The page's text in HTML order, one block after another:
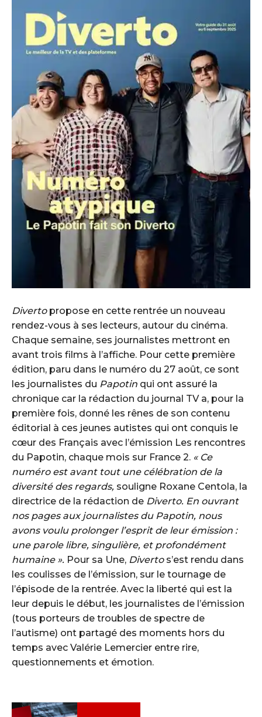
Divertopropose en cette rentrée un nouveau
rendez-vous à ses lecteurs, autour du cinéma.
Chaque semaine, ses journalistes mettront en
avant trois films à l’affiche. Pour cette première
édition, paru dans le numéro du 27 août, ce sont
les journalistes du Papotin qui ont assuré la
chronique car la rédaction du journal TV a, pour la
première fois, donné les rênes de son contenu
éditorial à ces jeunes autistes qui ont conquis le
cœur des Français avec l’émission Les rencontres
du Papotin, chaque mois sur France 2. « Ce
numéro est avant tout une célébration de la
diversité des regards, souligne Roxane Centola, la
directrice de la rédaction de Diverto. En ouvrant
nos pages aux journalistes du Papotin, nous
avons voulu prolonger l’esprit de leur émission :
une parole libre, singulière, et profondément
humaine ». Pour sa Une, Divertos’est rendu dans
les coulisses de l’émission, sur le tournage de
l’épisode de la rentrée. Avec la liberté qui est la
leur depuis le début, les journalistes de l’émission
(tous porteurs de troubles de spectre de
l’autisme) ont partagé des moments hors du
temps avec Valérie Lemercier entre rire,
questionnements et émotion.